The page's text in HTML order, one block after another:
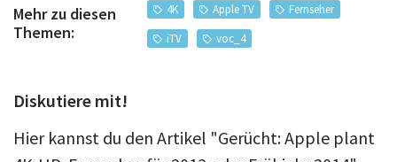
Mehr zu diesen
Themen:
4K Apple TV
Fernseher
iTV
voc_4
Diskutiere mit!
Hier kannst du den Artikel "Gerücht: Apple plant